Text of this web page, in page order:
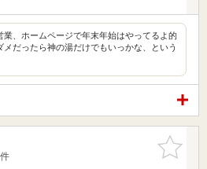
業、ホームページで年末年始はやってるよ的
メだったら神の湯だけでもいっかな、という
お気に入
りに追加